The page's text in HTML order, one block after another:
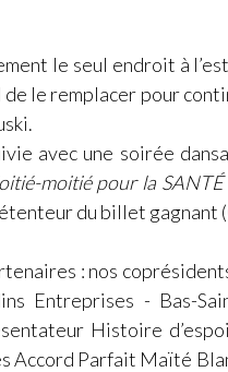
le seul endroit à
le remplacer pour
avec une soirée
moitié pour la SANTÉ
du billet
: nos
Entreprises - Bas-
Histoire
Accord Parfait Maïté